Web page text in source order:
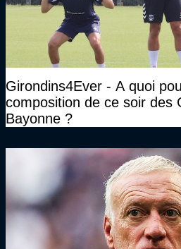
Girondins4Ever - A quoi
composition de ce soir des
Bayonne ?